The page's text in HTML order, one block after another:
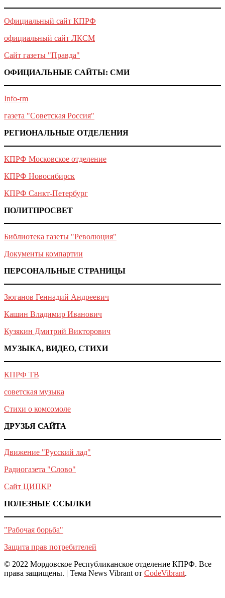
Официальный сайт КПРФ
официальный сайт ЛКСМ
Сайт газеты "Правда"
ОФИЦИАЛЬНЫЕ САЙТЫ: СМИ
Info-rm
газета "Советская Россия"
РЕГИОНАЛЬНЫЕ ОТДЕЛЕНИЯ
КПРФ Московское отделение
КПРФ Новосибирск
КПРФ Санкт-Петербург
ПОЛИТПРОСВЕТ
Библиотека газеты "Революция"
Документы компартии
ПЕРСОНАЛЬНЫЕ СТРАНИЦЫ
Зюганов Геннадий Андреевич
Кашин Владимир Иванович
Кузякин Дмитрий Викторович
МУЗЫКА, ВИДЕО, СТИХИ
КПРФ ТВ
советская музыка
Стихи о комсомоле
ДРУЗЬЯ САЙТА
Движение "Русский лад"
Радиогазета "Слово"
Сайт ЦИПКР
ПОЛЕЗНЫЕ ССЫЛКИ
"Рабочая борьба"
Защита прав потребителей
© 2022 Мордовское Республиканское отделение КПРФ. Все
права защищены. | Тема News Vibrant от CodeVibrant.